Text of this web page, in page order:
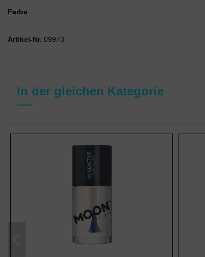
Farbe
Artikel-Nr. 09973
In der gleichen Kategorie